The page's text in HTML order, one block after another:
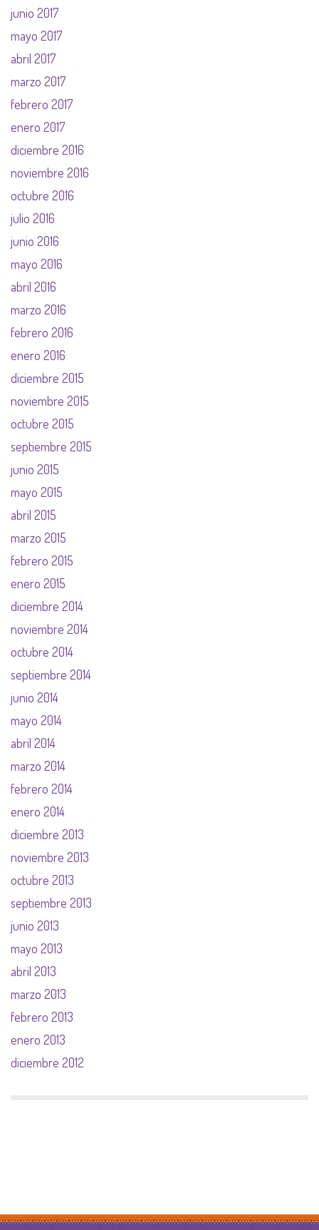
junio 2017
mayo 2017
abril 2017
marzo 2017
febrero 2017
enero 2017
diciembre 2016
noviembre 2016
octubre 2016
julio 2016
junio 2016
mayo 2016
abril 2016
marzo 2016
febrero 2016
enero 2016
diciembre 2015
noviembre 2015
octubre 2015
septiembre 2015
junio 2015
mayo 2015
abril 2015
marzo 2015
febrero 2015
enero 2015
diciembre 2014
noviembre 2014
octubre 2014
septiembre 2014
junio 2014
mayo 2014
abril 2014
marzo 2014
febrero 2014
enero 2014
diciembre 2013
noviembre 2013
octubre 2013
septiembre 2013
junio 2013
mayo 2013
abril 2013
marzo 2013
febrero 2013
enero 2013
diciembre 2012